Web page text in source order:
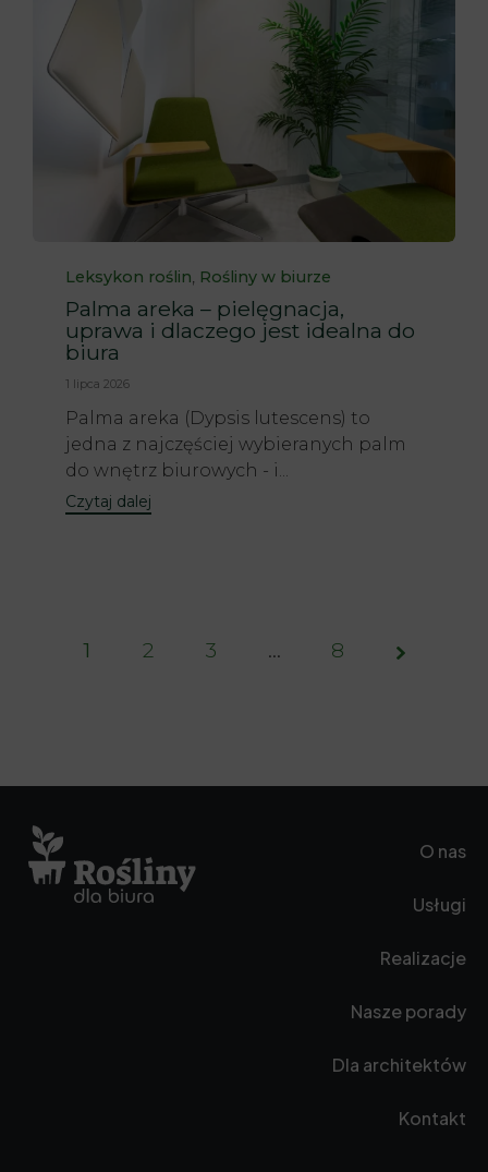
Category
Leksykon roślin, Rośliny w biurze
Palma areka – pielęgnacja,
uprawa i dlaczego jest idealna do
biura
1 lipca 2026
Palma areka (Dypsis lutescens) to
jedna z najczęściej wybieranych palm
do wnętrz biurowych - i...
Czytaj dalej
Page
1 2 3 … 8
O nas
Usługi
Realizacje
Nasze porady
Dla architektów
Kontakt